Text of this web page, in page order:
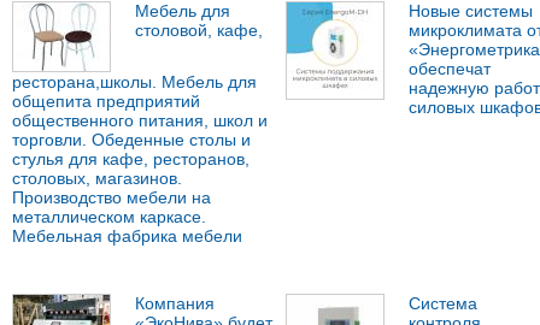
Мебель для
столовой, кафе,
ресторана,школы. Мебель для
общепита предприятий
общественного питания, школ и
торговли. Обеденные столы и
стулья для кафе, ресторанов,
столовых, магазинов.
Производство мебели на
металлическом каркасе.
Мебельная фабрика мебели
Новые системы
микроклимата
обеспечат
надежную
силовых
Компания
Система